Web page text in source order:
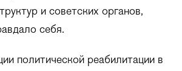
и советских органов,
себя.
политической реабилитации в